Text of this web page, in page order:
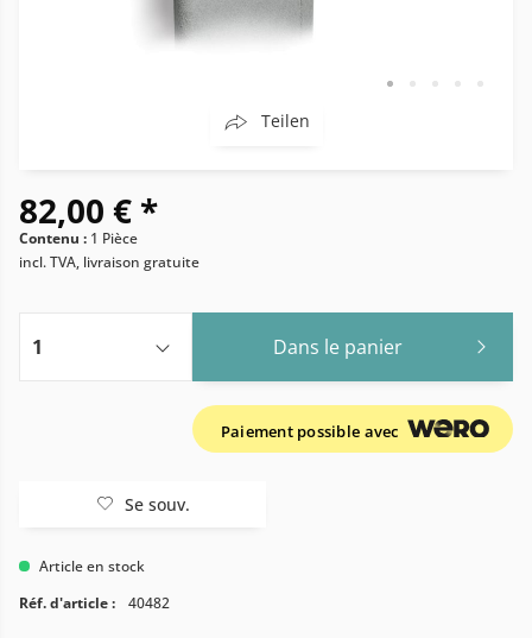
Teilen
82,00 € *
Contenu : 1 Pièce
incl. TVA, livraison gratuite
Dans le panier
Paiement possible avec
Se souv.
Article en stock
Réf. d'article :
40482